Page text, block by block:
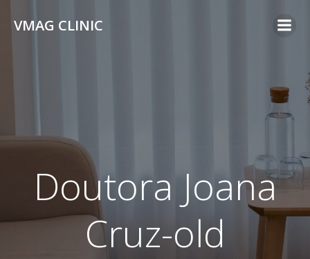
VMAG CLINIC
Doutora Joana
Cruz-old